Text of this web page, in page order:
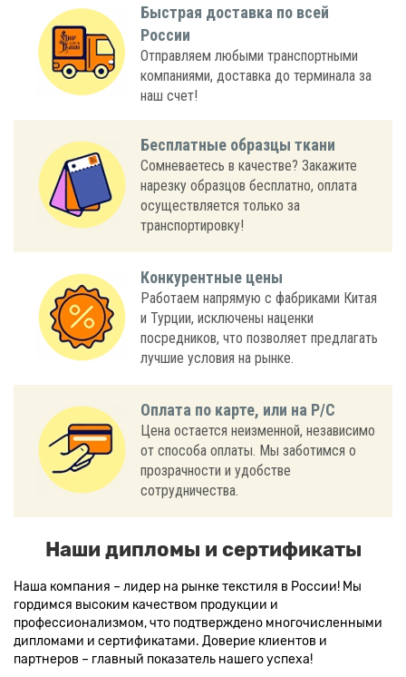
Быстрая доставка по всей
России
Отправляем любыми транспортными
компаниями, доставка до терминала за
наш счет!
Бесплатные образцы ткани
Сомневаетесь в качестве? Закажите
нарезку образцов бесплатно, оплата
осуществляется только за
транспортировку!
Конкурентные цены
Работаем напрямую с фабриками Китая
и Турции, исключены наценки
посредников, что позволяет предлагать
лучшие условия на рынке.
Оплата по карте, или на Р/С
Цена остается неизменной, независимо
от способа оплаты. Мы заботимся о
прозрачности и удобстве
сотрудничества.
Наши дипломы и сертификаты
Наша компания – лидер на рынке текстиля в России! Мы
гордимся высоким качеством продукции и
профессионализмом, что подтверждено многочисленными
дипломами и сертификатами. Доверие клиентов и
партнеров – главный показатель нашего успеха!